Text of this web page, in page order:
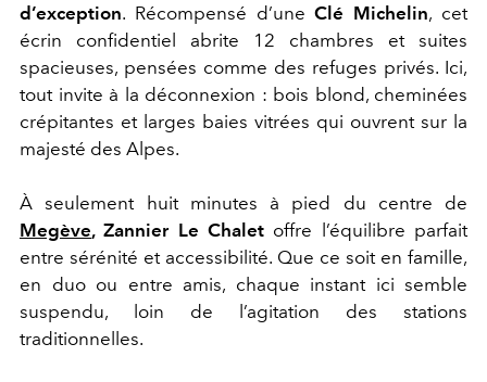
d’exception. Récompensé d’uneClé Michelin, cet
écrin confidentiel abrite 12 chambres et suites
spacieuses, pensées comme des refuges privés. Ici,
tout invite à la déconnexion : bois blond, cheminées
crépitantes et larges baies vitrées qui ouvrent sur la
majesté des Alpes.
À seulement huit minutes à pied du centre de
Megève, Zannier Le Chalet offre l’équilibre parfait
entre sérénité et accessibilité. Que ce soit en famille,
en duo ou entre amis, chaque instant ici semble
suspendu, loin de l’agitation des stations
traditionnelles.